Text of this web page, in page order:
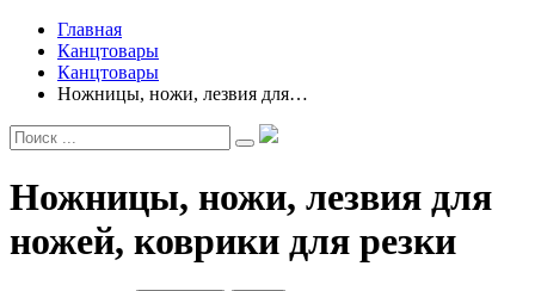
Главная
Канцтовары
Канцтовары
Ножницы, ножи, лезвия для…
Ножницы, ножи, лезвия для
ножей, коврики для резки